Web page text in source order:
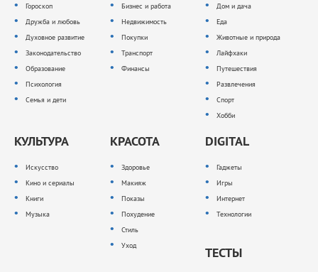
Гороскоп
Дружба и любовь
Духовное развитие
Законодательство
Образование
Психология
Семья и дети
Бизнес и работа
Недвижимость
Покупки
Транспорт
Финансы
Дом и дача
Еда
Животные и природа
Лайфхаки
Путешествия
Развлечения
Спорт
Хобби
КУЛЬТУРА
Искусство
Кино и сериалы
Книги
Музыка
КРАСОТА
Здоровье
Макияж
Показы
Похудение
Стиль
Уход
DIGITAL
Гаджеты
Игры
Интернет
Технологии
ТЕСТЫ